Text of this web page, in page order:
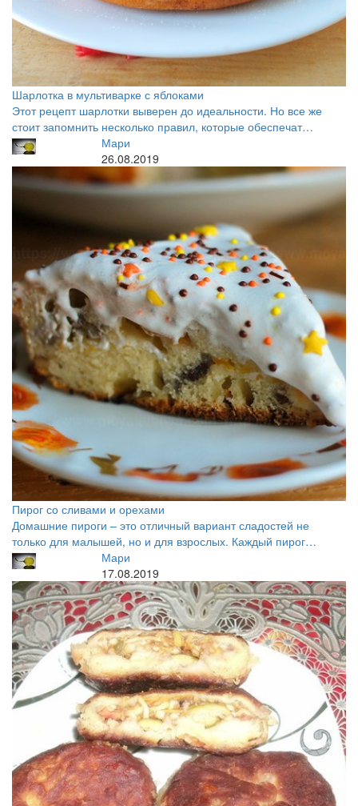
Шарлотка в мультиварке с яблоками
Этот рецепт шарлотки выверен до идеальности. Но все же
стоит запомнить несколько правил, которые обеспечат…
Мари
26.08.2019
Пирог со сливами и орехами
Домашние пироги – это отличный вариант сладостей не
только для малышей, но и для взрослых. Каждый пирог…
Мари
17.08.2019